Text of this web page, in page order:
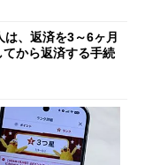
、返済を3～6ヶ月
から返済する手続